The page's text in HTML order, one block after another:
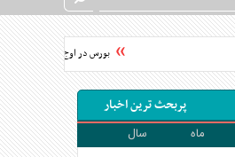
بورس در اوج؛ شاخص‌های بورس
پربحث ترین اخبار
ماه
سال